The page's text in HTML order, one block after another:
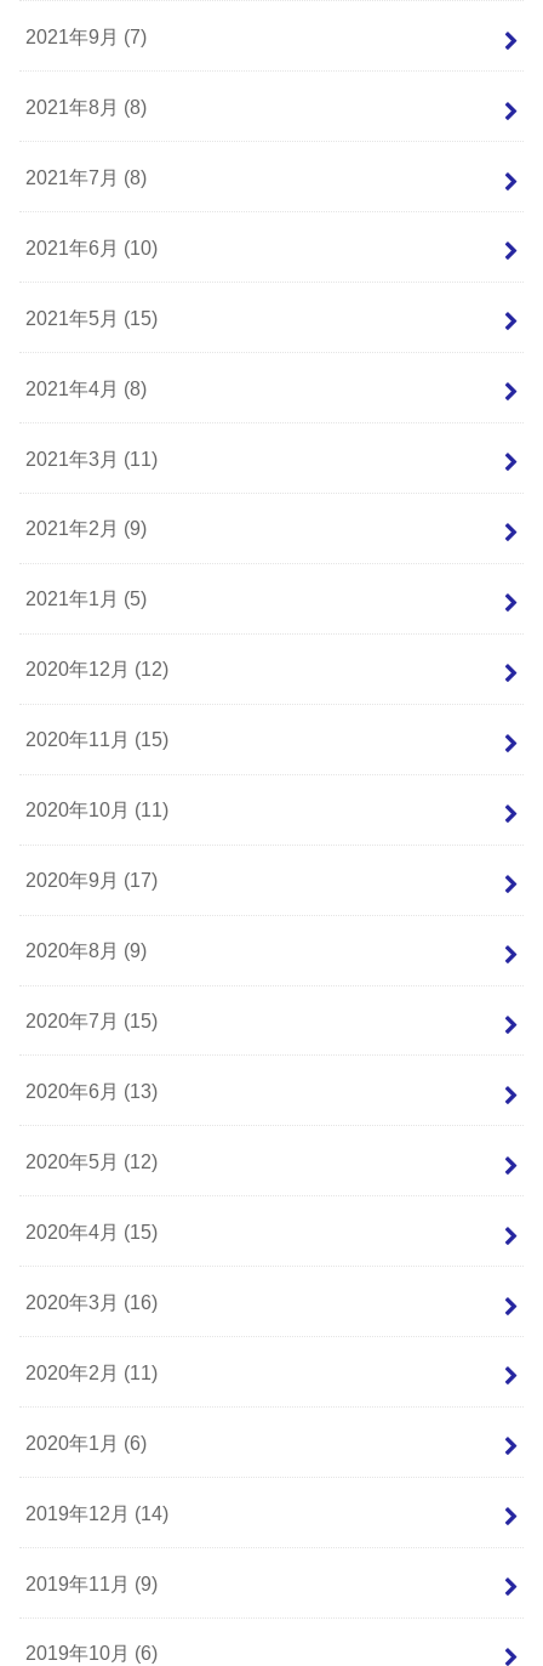
2021年9月 (7)
2021年8月 (8)
2021年7月 (8)
2021年6月 (10)
2021年5月 (15)
2021年4月 (8)
2021年3月 (11)
2021年2月 (9)
2021年1月 (5)
2020年12月 (12)
2020年11月 (15)
2020年10月 (11)
2020年9月 (17)
2020年8月 (9)
2020年7月 (15)
2020年6月 (13)
2020年5月 (12)
2020年4月 (15)
2020年3月 (16)
2020年2月 (11)
2020年1月 (6)
2019年12月 (14)
2019年11月 (9)
2019年10月 (6)